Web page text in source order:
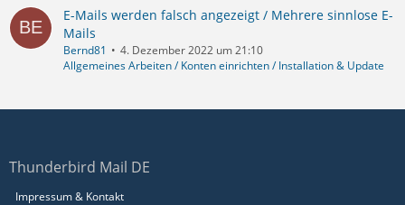
E-Mails werden falsch angezeigt / Mehrere sinnlose E-
Mails
Bernd81
4. Dezember 2022 um 21:10
Allgemeines Arbeiten / Konten einrichten / Installation & Update
Thunderbird Mail DE
Impressum & Kontakt